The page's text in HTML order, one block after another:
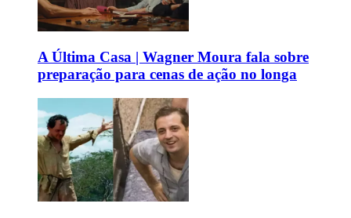
A Última Casa | Wagner Moura fala sobre
preparação para cenas de ação no longa